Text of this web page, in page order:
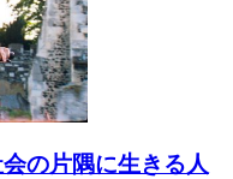
の片隅に生きる人